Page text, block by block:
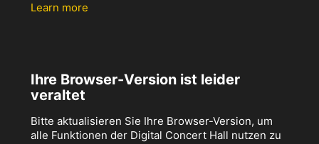
Learn more
Ihre Browser-Version ist leider
veraltet
Bitte aktualisieren Sie Ihre Browser-Version, um
alle Funktionen der Digital Concert Hall nutzen zu